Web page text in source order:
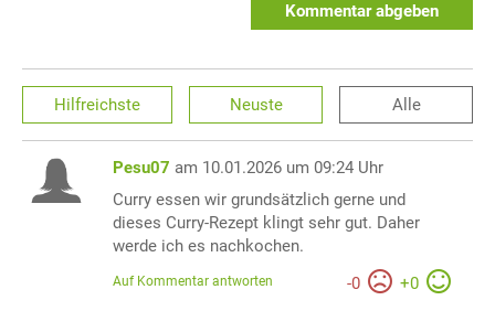
Kommentar abgeben
Hilfreichste Neuste Alle
Pesu07 am 10.01.2026 um 09:24 Uhr
Curry essen wir grundsätzlich gerne und
dieses Curry-Rezept klingt sehr gut. Daher
werde ich es nachkochen.
-0 +0
Auf Kommentar antworten